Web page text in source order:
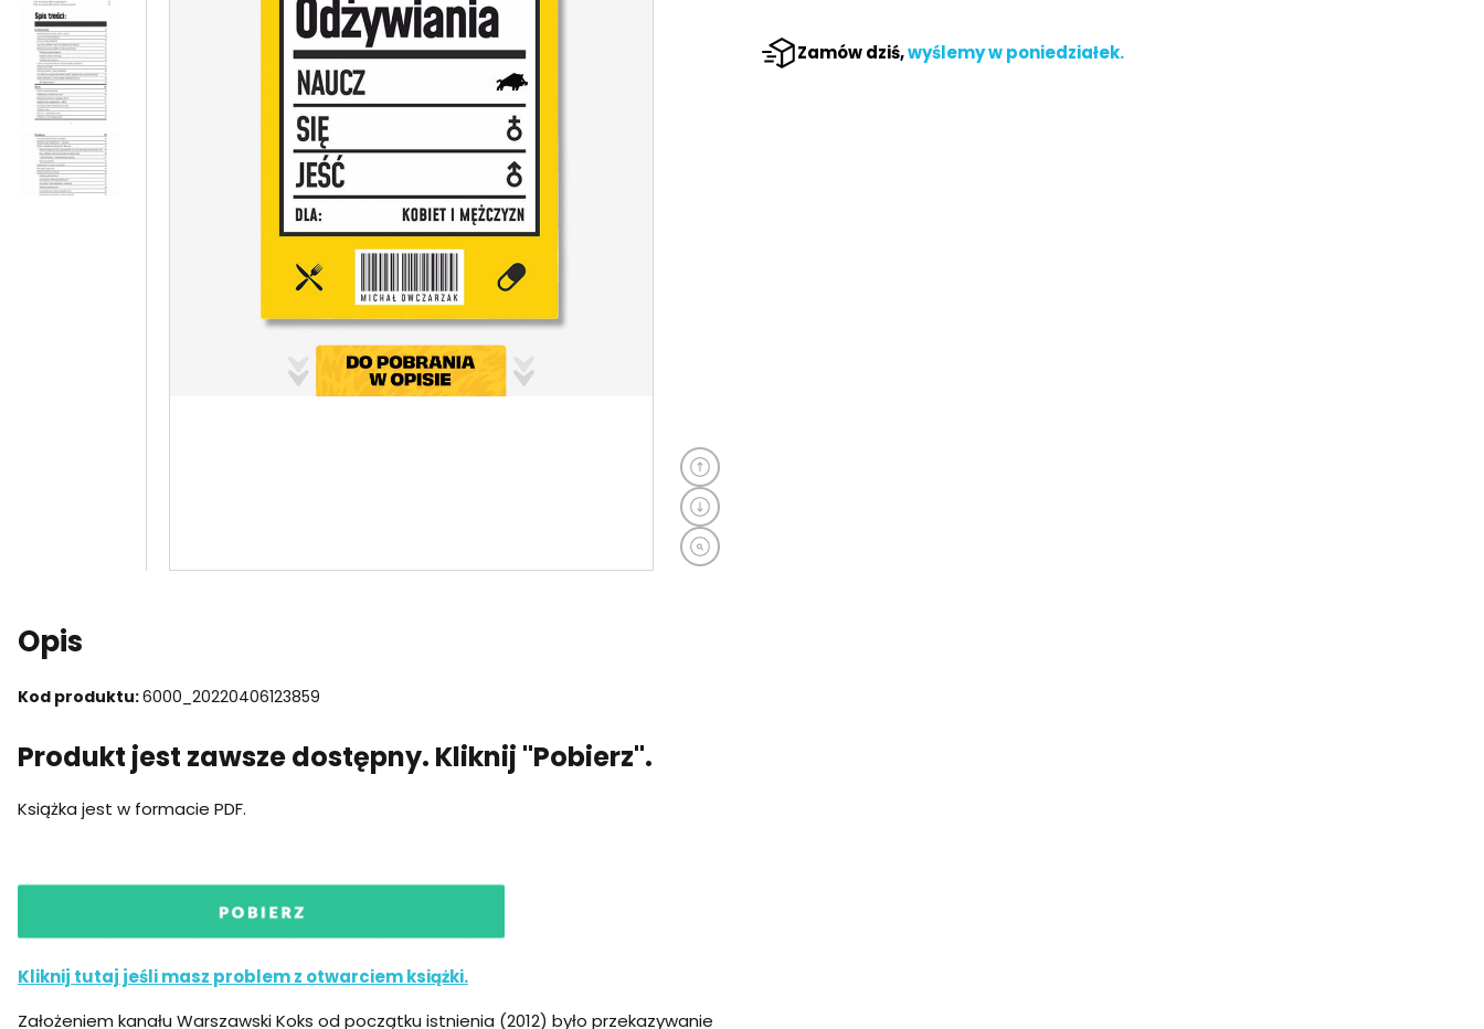
Opis
Kod produktu:6000_20220406123859
Produkt jest zawsze dostępny. Kliknij "Pobierz".
Książka jest w formacie PDF.
Kliknij tutaj jeśli masz problem z otwarciem książki.
Założeniem kanału Warszawski Koks od początku istnienia (2012) było przekazywanie
Zamów dziś,wyślemy w poniedziałek.